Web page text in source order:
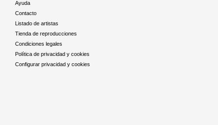
Ayuda
Contacto
Listado de artistas
Tienda de reproducciones
Condiciones legales
Política de privacidad y cookies
Configurar privacidad y cookies